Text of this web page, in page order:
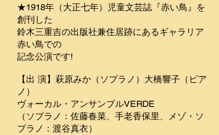
★1918年（大正七年）児童文芸誌『赤い鳥』を
創刊した
鈴木三重吉の出版社兼住居跡にあるギャラリア
赤い鳥での
記念公演です!
【出 演】萩原みか（ソプラノ）大橋響子（ピア
ノ）
ヴォーカル・アンサンブルVERDE
（ソプラノ：佐藤春菜、手老香保里、メゾ・ソ
プラノ：渡谷真衣）